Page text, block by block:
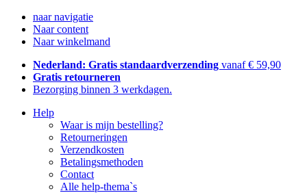
naar navigatie
Naar content
Naar winkelmand
Nederland: Gratis standaardverzending vanaf € 59,90
Gratis retourneren
Bezorging binnen 3 werkdagen.
Help
Waar is mijn bestelling?
Retourneringen
Verzendkosten
Betalingsmethoden
Contact
Alle help-thema`s